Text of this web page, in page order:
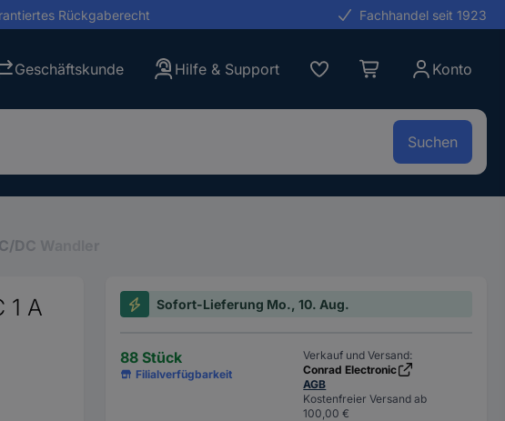
Rückgaberecht Fachhandel seit 1923
Geschäftskunde Hilfe & Support Konto
Suchen
DC Wandler
1 A
Sofort-Lieferung Mo., 10. Aug.
88 Stück
Filialverfügbarkeit
Verkauf und Versand:
Conrad Electronic
AGB
Kostenfreier Versand ab
100,00 €